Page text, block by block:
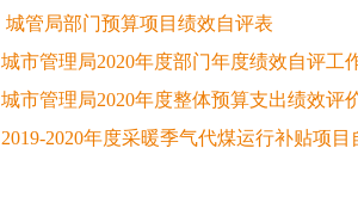
城管局部门预算项目绩效自评表
城市管理局2020年度部门年度绩效自评工
城市管理局2020年度整体预算支出绩效评
2019-2020年度采暖季气代煤运行补贴项目